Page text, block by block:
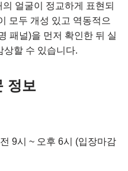
얼굴이 정교하게 표현되
모두 개성 있고 역동적으
패널)을 먼저 확인한 뒤 실
상할 수 있습니다.
정보
9시 ~ 오후 6시 (입장마감